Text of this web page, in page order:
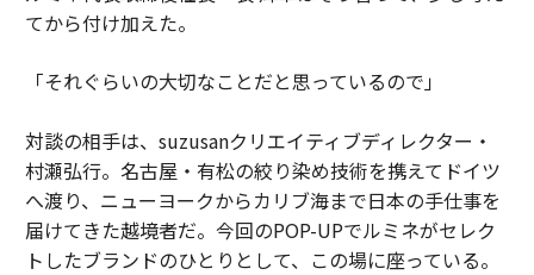
てから付け加えた。
「それぐらいの大切なことだと思っているので」
対談の相手は、suzusanクリエイティブディレクター・
村瀬弘行。名古屋・有松の絞り染め技術を携えてドイツ
へ渡り、ニューヨークからカリブ海まで日本の手仕事を
届けてきた越境者だ。今回のPOP-UPでルミネがセレク
トしたブランドのひとりとして、この場に座っている。